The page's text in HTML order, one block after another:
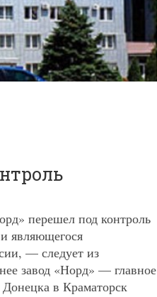
перешел под контроль
являющегося
— следует из
завод «Норд» — главное
в Краматорск